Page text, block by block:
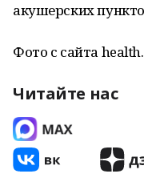
акушерских
Фото с сайта
Читайте нас